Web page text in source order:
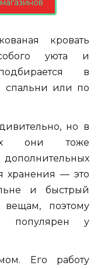
кровать
уюта и
в
спальни или по
но в
они тоже
хранения — это
и быстрый
поэтому
популярен у
Его работу